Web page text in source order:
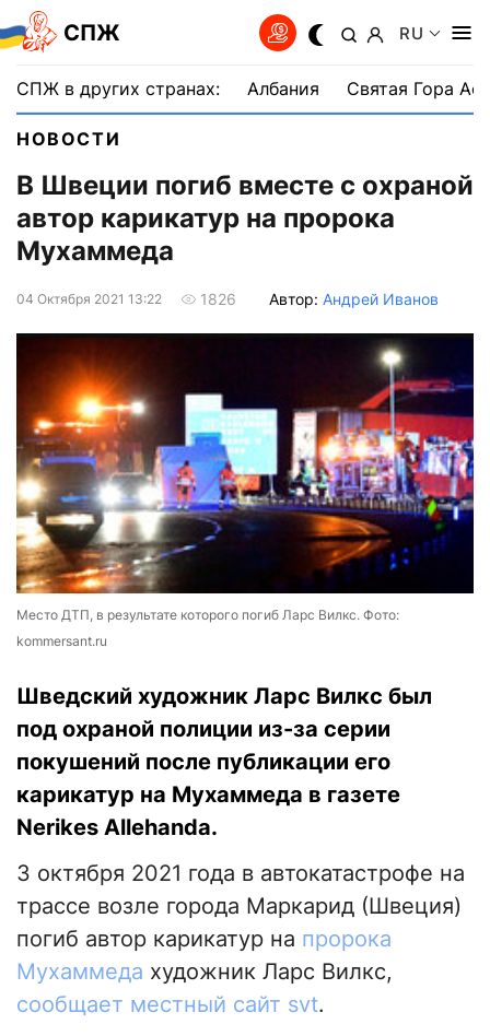
СПЖ RU
СПЖ в других странах: Албания Святая Гора
НОВОСТИ
В Швеции погиб вместе с охраной
автор карикатур на пророка
Мухаммеда
04 Октября 2021 13:22 1826 Автор: Андрей Иванов
Место ДТП, в результате которого погиб Ларс Вилкс. Фото:
kommersant.ru
Шведский художник Ларс Вилкс был
под охраной полиции из-за серии
покушений после публикации его
карикатур на Мухаммеда в газете
Nerikes Allehanda.
3 октября 2021 года в автокатастрофе на
трассе возле города Маркарид (Швеция)
погиб автор карикатур на пророка
Мухаммеда художник Ларс Вилкс,
сообщает местный сайт svt.